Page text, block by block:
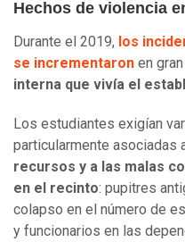
Hechos de violencia
Durante el 2019, los
se incrementaron en
interna que vivía el
Los estudiantes exigían
particularmente asociadas
recursos y a las malas
en el recinto: pupitres
colapso en el número de
y funcionarios en las